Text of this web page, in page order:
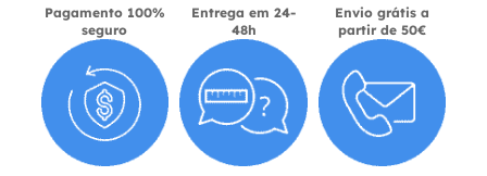
Pagamento 100%
seguro
Entrega em 24-
48h
Envio grátis a
partir de 50€